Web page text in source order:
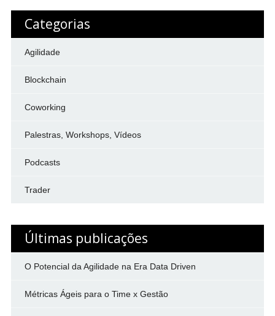
Categorias
Agilidade
Blockchain
Coworking
Palestras, Workshops, Vídeos
Podcasts
Trader
Últimas publicações
O Potencial da Agilidade na Era Data Driven
Métricas Ágeis para o Time x Gestão